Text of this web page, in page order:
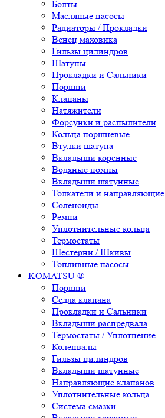
Болты
Масляные насосы
Радиаторы / Прокладки
Венец маховика
Гильзы цилиндров
Шатуны
Прокладки и Сальники
Поршни
Клапаны
Натяжители
Форсунки и распылители
Кольца поршневые
Втулки шатуна
Вкладыши коренные
Водяные помпы
Вкладыши шатунные
Толкатели и направляющие
Соленоиды
Ремни
Уплотнительные кольца
Термостаты
Шестерни / Шкивы
Топливные насосы
KOMATSU ®
Поршни
Седла клапана
Прокладки и Сальники
Вкладыши распредвала
Термостаты / Уплотнение
Коленвалы
Гильзы цилиндров
Вкладыши шатунные
Направляющие клапанов
Уплотнительные кольца
Система смазки